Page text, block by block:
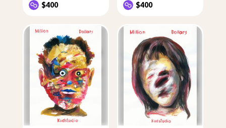
$400 $400